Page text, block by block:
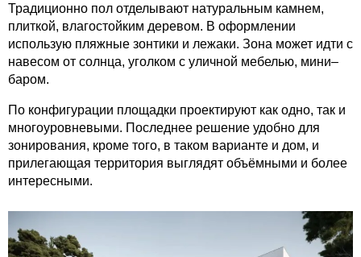
Традиционно пол отделывают натуральным камнем,
плиткой, влагостойким деревом. В оформлении
использую пляжные зонтики и лежаки. Зона может идти с
навесом от солнца, уголком с уличной мебелью, мини–
баром.
По конфигурации площадки проектируют как одно, так и
многоуровневыми. Последнее решение удобно для
зонирования, кроме того, в таком варианте и дом, и
прилегающая территория выглядят объёмными и более
интересными.